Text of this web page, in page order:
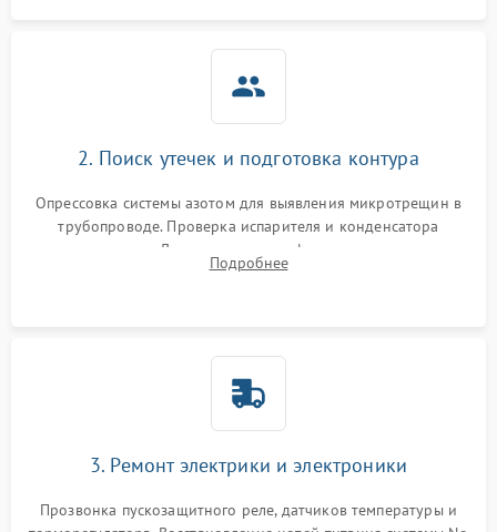
2. Поиск утечек и подготовка контура
Опрессовка системы азотом для выявления микротрещин в
трубопроводе. Проверка испарителя и конденсатора
течеискателем. Демонтаж старого фильтра-осушителя и
продувка капиллярной трубки для устранения засоров.
Подробнее
3. Ремонт электрики и электроники
Прозвонка пускозащитного реле, датчиков температуры и